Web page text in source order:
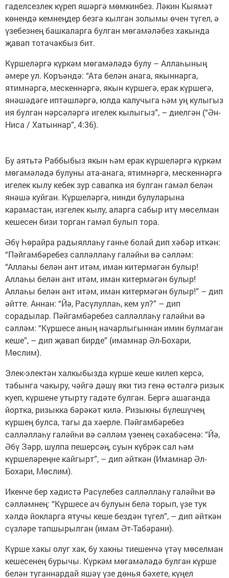
гаделсезлек күреп яшәргә мөмкинбез. Ләкин Кыямәт
көнендә кемнеңдер безгә кылган золымы өчен түгел, ә
үзебезнең башкаларга булган мөгамәләбез хакында
җавап тотачакбыз бит.
Күршеләргә күркәм мөгамәләдә булу – Аллаһының
әмере ул. Коръәндә: “Ата белән анага, якыннарга,
ятимнәргә, мескеннәргә, якын күршегә, ерак күршегә,
янәшәдәге иптәшләргә, юлда калучыга һәм уң кулыгыз
ия булган нәрсәләргә игелек кылыгыз”, – диелгән (“Ән-
Ниса / Хатыннар”, 4:36).
Бу аятьтә Раббыбыз якын һәм ерак күршеләргә күркәм
мөгамәләдә булуны ата-анага, ятимнәргә, мескеннәргә
игелек кылу кебек зур савапка ия булган гамәл белән
янәшә куйган. Күршеләргә, нинди булуларына
карамастан, изгелек кылу, аларга сабыр итү мөселман
кешесен бизи торган гамәл булып тора.
Әбү Һөрайра радыяллаһу ганһе болай дип хәбәр иткән:
“Пәйгамбәребез салләллаһу галәйһи вә сәлләм:
“Аллаһы белән ант итәм, иман китермәгән булыр!
Аллаһы белән ант итәм, иман китермәгән булыр!
Аллаһы белән ант итәм, иман китермәгән булыр!” – дип
әйтте. Аннан: “Йә, Расүлуллаһ, кем ул?” – дип
сорадылар. Пәйгамбәребез салләллаһу галәйһи вә
сәлләм: “Күршесе аның начарлыгыннан имин булмаган
кеше”, – дип җавап бирде” (имамнар Әл-Бохари,
Мөслим).
Элек-электән халкыбызда күрше кеше килеп керсә,
табынга чакыру, чәйгә дәшү яки тиз генә өстәлгә ризык
куеп, күршене утырту гадәте булган. Бергә ашаганда
йортка, ризыкка бәрәкәт килә. Ризыкны бүлешүчең
күршең булса, тагы да хәерле. Пәйгамбәребез
салләллаһу галәйһи вә сәлләм үзенең сәхабәсенә: “Йә,
Әбү Зәрр, шулпа пешерсәң, суын күбрәк сал һәм
күршеләреңне кайгырт”, – дип әйткән (Имамнар Әл-
Бохари, Мөслим).
Икенче бер хәдистә Расүлебез салләллаһу галәйһи вә
сәлләмнең: “Күршесе ач булуын белә торып, үзе тук
хәлдә йокларга ятучы кеше бездән түгел”, – дип әйткән
сүзләре тапшырылган (имам Әт-Табәрани).
Күрше хакы олуг хак, бу хакны тиешенчә үтәү мөселман
кешесенең бурычы. Күркәм мөгамәләдә булган күрше
белән туганнардай яшәү үзе дөнья бәхете, күңел